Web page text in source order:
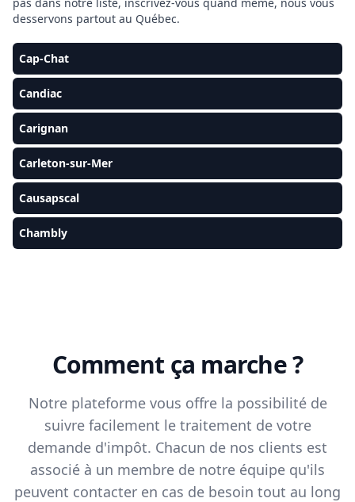
desservons partout au Québec.
Cap-Chat
Candiac
Carignan
Carleton-sur-Mer
Causapscal
Chambly
Comment ça marche ?
Notre plateforme vous offre la possibilité de
suivre facilement le traitement de votre
demande d'impôt. Chacun de nos clients est
associé à un membre de notre équipe qu'ils
peuvent contacter en cas de besoin tout au long